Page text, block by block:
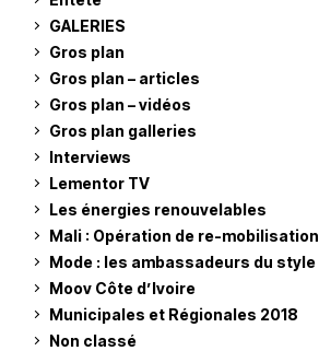
GALERIES
Gros plan
Gros plan – articles
Gros plan – vidéos
Gros plan galleries
Interviews
Lementor TV
Les énergies renouvelables
Mali : Opération de re-mobilisation
Mode : les ambassadeurs du style
Moov Côte d’Ivoire
Municipales et Régionales 2018
Non classé